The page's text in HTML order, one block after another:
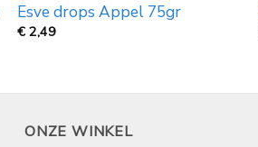
Esve drops Appel 75gr
€2,49
ONZE WINKEL